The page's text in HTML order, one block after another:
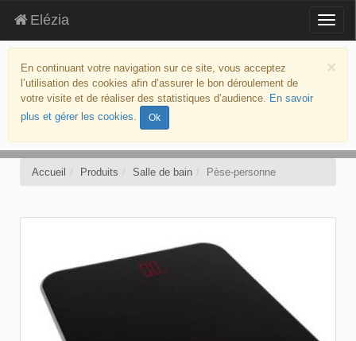
aller
contenu
menu
d’accessibilité
×
En continuant votre navigation sur ce site, vous acceptez
l’utilisation des cookies afin d’assurer le bon déroulement de
votre visite et de réaliser des statistiques d’audience. En savoir
plus et gérer les cookies. Ok
Elézia
Accueil Produits Salle de bain Pèse-personne